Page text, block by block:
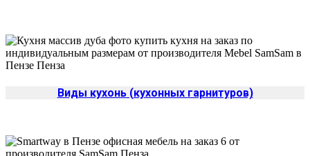
Виды кухонь (кухонных гарнитуров)